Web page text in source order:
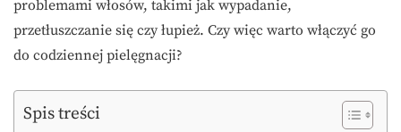
problemami włosów, takimi jak wypadanie,
przetłuszczanie się czy łupież. Czy więc warto włączyć go
do codziennej pielęgnacji?
Spis treści